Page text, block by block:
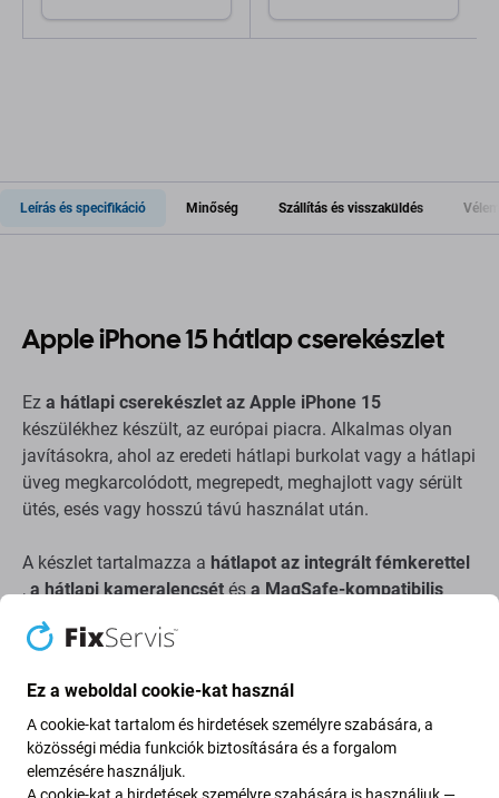
Leírás és specifikáció Minőség Szállítás és visszaküldés
Apple iPhone 15 hátlap cserekészlet
Ez a hátlapi cserekészlet az Apple iPhone 15
készülékhez készült, az európai piacra. Alkalmas olyan
javításokra, ahol az eredeti hátlapi burkolat vagy a hátlapi
üveg megkarcolódott, megrepedt, meghajlott vagy sérült
ütés, esés vagy hosszú távú használat után.
A készlet tartalmazza a hátlapot az integrált fémkerettel
,a hátlapi kameralencsétésa MagSafe-kompatibilis
mágneses gyűrűt
szerkezetét, a kameralencse területét és a MagSafe-
Ez afekete változat alkalmas arra, hogy illeszkedjen a
kompatibilis eszköz eredeti megjelenéséhez.
Ez a weboldal cookie-kat használ
A cookie-kat tartalom és hirdetések személyre szabására, a
közösségi média funkciók biztosítására és a forgalom
elemzésére használjuk.